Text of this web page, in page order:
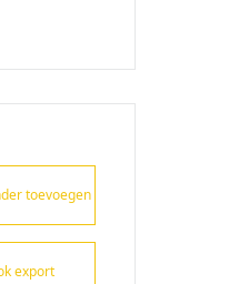
toevoegen
export